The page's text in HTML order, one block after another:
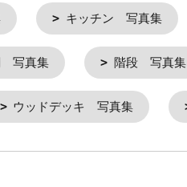
キッチン 写真集
写真集 階段 写真集
ウッドデッキ 写真集